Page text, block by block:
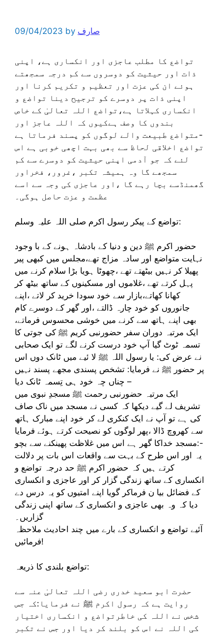
09/04/2023 by صارف
تواضع کا مطلب عاجزی اور انکساری ہے، اپنی
ذات اور حیثیت کو دوسروں سے کم درجہ سمجھتے
ہوئے ان کی عزت اور تعظیم و تکریم کرنا اور
اپنی ذات پر دوسرے کو ترجیح دینا تواضع و
انکساری کہلاتا ہے،تواضع اللہ تعالیٰ کے خاص
بندوں کا وصف ہےکیوں کہ اللہ عاجز اور
متواضع طبیعت والے لوگوں کو پسند فرماتا ہے-
تواضع اخلاقی لحاظ سے بھی بہت اچھی خوبی ہے اس
لئے کہ جو آدمی اپنی حیثیت کو دوسرے سے کم
سمجھے گا وہ ہمیشہ تکبر ،غرور، فخراور
گھمنڈسے بچا رہے گا ،اور عاجزی کی وجہ سے اسے
عظمت و عزت حاصل ہوگی۔
تواضع کے پیکر رسول اکرم صلی اللہ علیہ وسلم:
حضور اکرم ﷺ دین و دنیا کے بادشاہ ہونے کے با وجود
نہایت متواضع اور سادہ مزاج تھے،مجلس میں کبھی پیر
پھیلا کر نہیں بیٹھتے تھے ،چھوٹا ہویا بڑا سلام کرنے میں
پہل کرتے تھے ،غلاموں اور مسکینوں کے ساتھ بیٹھ کر
کھانا کھاتے،بازار سے خود سودا خرید کر لاتے ،اپنے
جانوروں کو خود چارہ ڈالتے ،اور گھر کے دوسرے کام
بھی اپنے ہاتھ سے کرنے میں خوشی محسوس فرماتے،
ایک مرتبہ دوران سفر حضورنبی کریم ﷺ کی جوتی کا
تسمہ ٹوٹ گیا آپ خود درست کرنے لگے تو ایک صحابی
نے عرض کی: یا رسول اللہ ﷺ لا ئیے میں ٹانک دوں اس
پر حضور ﷺ نے فرمایا: تشخص پسندی مجھے پسند نہیں
چناں چہ خود ہی تِسمہ ٹانک دیا –
ایک مرتبہ حضورنبی رحمت ﷺ مسجدِ نبوی میں
تشریف لے گیے دیکھا کہ کسی نے مسجد میں ناک صاف
کی ہے تو آپ نے ایک کنکری لے کر خود اپنے مبارک ہاتھ
سے کھروچ ڈالا ،پھر لوگوں کو نصیحت کرتے ہوئے فرمایا
:مسجد خداکا گھر ہے اس میں غلاظت پھینکنے سے بچو-
یہ اور اس طرح کے بہت سے واقعات اس بات پر دلالت
کرتے ہیں کہ حضور اکرم ﷺ حد درجہ تواضع و
انکساری کے ساتھ زندگی گزار کر اور عاجزی و انکساری
کے فضائل بیا ن فرماکر گویا اپنے امتیوں کو یہ درس دے
دیا کہ وہ بھی عاجزی و انکساری کے ساتھ اپنی زندگی
گزاریں۔
آئیے تواضع و انکساری کے بارے میں چند احادیث ملاحظہ
فرمائیں!
تواضع بلندی کا ذریعہ:
حضرت ابو سعید خدری رضی اللہ تعالیٰ عنہ سے
روایت ہے کہ رسول اکرم ﷺ نے فرمایا:کہ جس
شخص نے اللہ کی خاطرتواضع و انکساری اختیار
کی اللہ نے اس کو بلند کر دیا اور جس نے تکبر